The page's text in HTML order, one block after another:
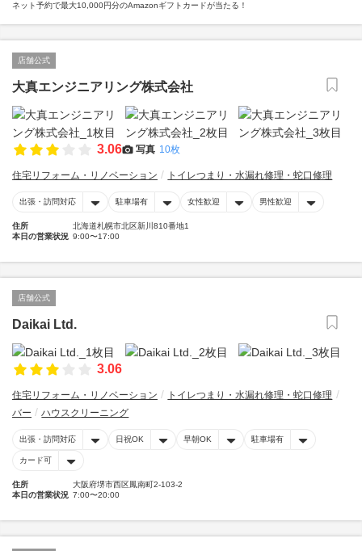
ネット予約で最大10,000円分のAmazonギフトカードが当たる！
店舗公式
大真エンジニアリング株式会社
3.06 写真 10枚
住宅リフォーム・リノベーション トイレつまり・水漏れ修理・蛇口修理
出張・訪問対応 駐車場有 女性歓迎 男性歓迎
住所
北海道札幌市北区新川810番地1
本日の営業状況 9:00〜17:00
店舗公式
Daikai Ltd.
3.06
住宅リフォーム・リノベーション
トイレつまり・水漏れ修理・蛇口修理
バー
ハウスクリーニング
出張・訪問対応 日祝OK 早朝OK 駐車場有
カード可
住所
大阪府堺市西区鳳南町2-103-2
本日の営業状況 7:00〜20:00